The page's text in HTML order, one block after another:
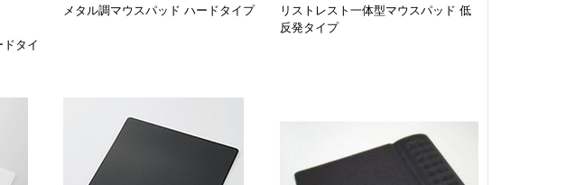
タイ
メタル調マウスパッド ハードタイプ
リストレスト一体型マウスパッド 低
反発タイプ